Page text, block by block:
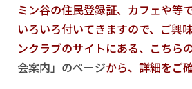
ミン谷の住民登録証、カフェや等
いろいろ付いてきますので、ご興
ンクラブのサイトにある、こちら
会案内」のページから、詳細をご